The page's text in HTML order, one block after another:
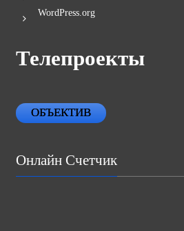
WordPress.org
Телепроекты
ОБЪЕКТИВ
Онлайн Счетчик